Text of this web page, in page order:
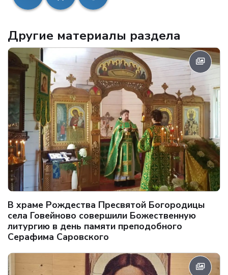
Другие материалы раздела
В храме Рождества Пресвятой Богородицы
села Говейново совершили Божественную
литургию в день памяти преподобного
Серафима Саровского